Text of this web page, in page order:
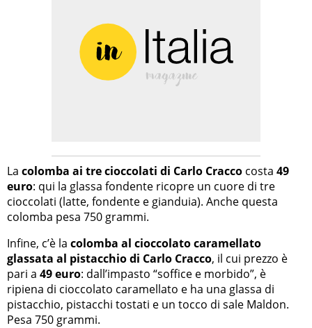
La colomba ai tre cioccolati di Carlo Cracco costa 49
euro: qui la glassa fondente ricopre un cuore di tre
cioccolati (latte, fondente e gianduia). Anche questa
colomba pesa 750 grammi.
Infine, c’è la colomba al cioccolato caramellato
glassata al pistacchio di Carlo Cracco, il cui prezzo è
pari a 49 euro: dall’impasto “soffice e morbido”, è
ripiena di cioccolato caramellato e ha una glassa di
pistacchio, pistacchi tostati e un tocco di sale Maldon.
Pesa 750 grammi.